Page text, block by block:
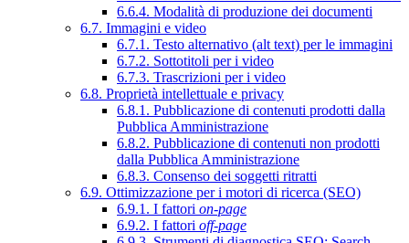
6.6.4. Modalità di produzione dei documenti
6.7. Immagini e video
6.7.1. Testo alternativo (alt text) per le immagini
6.7.2. Sottotitoli per i video
6.7.3. Trascrizioni per i video
6.8. Proprietà intellettuale e privacy
6.8.1. Pubblicazione di contenuti prodotti dalla
Pubblica Amministrazione
6.8.2. Pubblicazione di contenuti non prodotti
dalla Pubblica Amministrazione
6.8.3. Consenso dei soggetti ritratti
6.9. Ottimizzazione per i motori di ricerca (SEO)
6.9.1. I fattori on-page
6.9.2. I fattori off-page